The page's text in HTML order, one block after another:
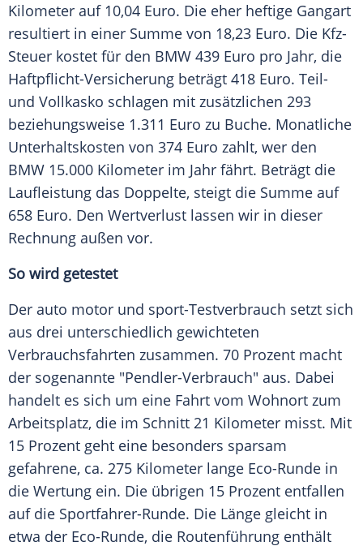
Kilometer auf 10,04 Euro. Die eher heftige Gangart
resultiert in einer Summe von 18,23 Euro. Die Kfz-
Steuer kostet für den BMW 439 Euro pro Jahr, die
Haftpflicht-Versicherung beträgt 418 Euro. Teil-
und Vollkasko schlagen mit zusätzlichen 293
beziehungsweise 1.311 Euro zu Buche. Monatliche
Unterhaltskosten von 374 Euro zahlt, wer den
BMW 15.000 Kilometer im Jahr fährt. Beträgt die
Laufleistung das Doppelte, steigt die Summe auf
658 Euro. Den Wertverlust lassen wir in dieser
Rechnung außen vor.
So wird getestet
Der auto motor und sport-Testverbrauch setzt sich
aus drei unterschiedlich gewichteten
Verbrauchsfahrten zusammen. 70 Prozent macht
der sogenannte "Pendler-Verbrauch" aus. Dabei
handelt es sich um eine Fahrt vom Wohnort zum
Arbeitsplatz, die im Schnitt 21 Kilometer misst. Mit
15 Prozent geht eine besonders sparsam
gefahrene, ca. 275 Kilometer lange Eco-Runde in
die Wertung ein. Die übrigen 15 Prozent entfallen
auf die Sportfahrer-Runde. Die Länge gleicht in
etwa der Eco-Runde, die Routenführung enthält